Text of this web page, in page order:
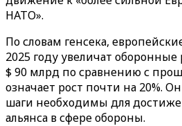
НАТО».
По словам генсека,
2025 году увеличат
$ 90 млрд по сравнению с
означает рост почти на 20%.
шаги необходимы для
альянса в сфере обороны.